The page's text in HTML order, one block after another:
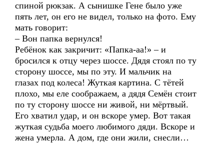
спиной рюкзак. А сынишке Гене было уже
пять лет, он его не видел, только на фото. Ему
мать говорит:
– Вон папка вернулся!
Ребёнок как закричит: «Папка-аа!» – и
бросился к отцу через шоссе. Дядя стоял по ту
сторону шоссе, мы по эту. И мальчик на
глазах под колеса! Жуткая картина. С тётей
плохо, мы еле соображаем, а дядя Семён стоит
по ту сторону шоссе ни живой, ни мёртвый.
Его хватил удар, и он вскоре умер. Вот такая
жуткая судьба моего любимого дяди. Вскоре и
жена умерла. А дом, где они жили, снесли…